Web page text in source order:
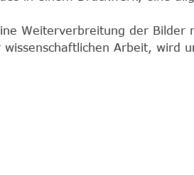
Weiterverbreitung der Bilder
Arbeit, wird